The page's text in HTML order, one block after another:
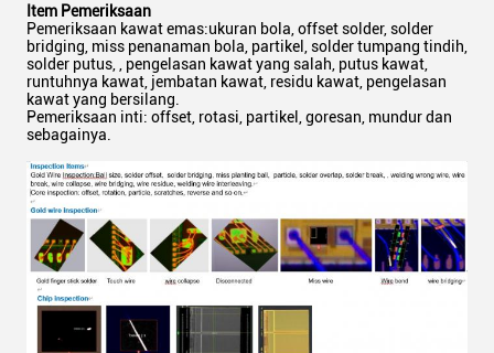
Item Pemeriksaan
Pemeriksaan kawat emas:ukuran bola, offset solder, solder
bridging, miss penanaman bola, partikel, solder tumpang tindih,
solder putus, , pengelasan kawat yang salah, putus kawat,
runtuhnya kawat, jembatan kawat, residu kawat, pengelasan
kawat yang bersilang.
Pemeriksaan inti: offset, rotasi, partikel, goresan, mundur dan
sebagainya.